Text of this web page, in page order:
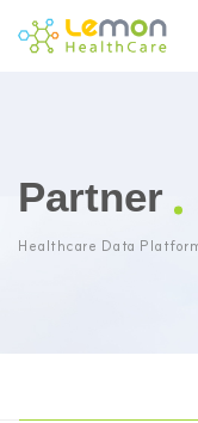
Partner
Healthcare Data